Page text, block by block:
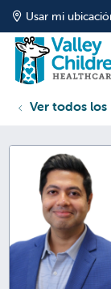
Usar mi
Ver todos